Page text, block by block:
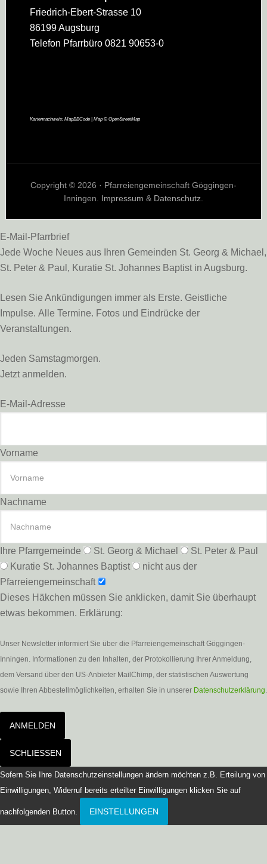
Friedrich-Ebert-Strasse 10
86199 Augsburg
Telefon Pfarrbüro 0821 90653-0
Kartennachweis: MapBBCode| Map © OpenStreetMap
Copyright © 2026 · Pfarreiengemeinschaft Göggingen-
Inningen. Impressum & Datenschutz.
E-Mail-Pfarrbrief
Jede Woche Neues aus Ihren Gemeinden St. Georg & Michael,
St. Peter & Paul, Kuratie St. Johannes Baptist in Augsburg.
Lesen Sie Ankündigungen immer als Erste. Geistliche
Impulse. Alle Termine. Fotos und Eindrücke der
Veranstaltungen.
Jeden Samstagmorgen.
Jetzt anmelden.
E-Mail-Adresse
Vorname
Nachname
Ihre Pfarrgemeinde St. Georg & Michael
St. Peter & Paul
Kuratie St. Johannes Baptist
nicht aus der
Pfarreiengemeinschaft
Dieses Häkchen müssen Sie anklicken, damit Sie überhaupt
etwas bekommen. Erklärung:
Unser Newsletter informiert Sie über die Pfarreiengemeinschaft Göggingen-
Inningen. Informationen zu den Inhalten, der Protokollierung Ihrer Anmeldung,
dem Versand über den US-Anbieter MailChimp, der statistischen Auswertung
sowie Ihren Abbestellmöglichkeiten, erhalten Sie in unserer Datenschutzerklärung.
ANMELDEN
SCHLIESSEN
Sofern Sie Ihre Datenschutzeinstellungen ändern möchten z.B. Erteilung von
Einwilligungen, Widerruf bereits erteilter Einwilligungen klicken Sie auf
nachfolgenden Button. EINSTELLUNGEN